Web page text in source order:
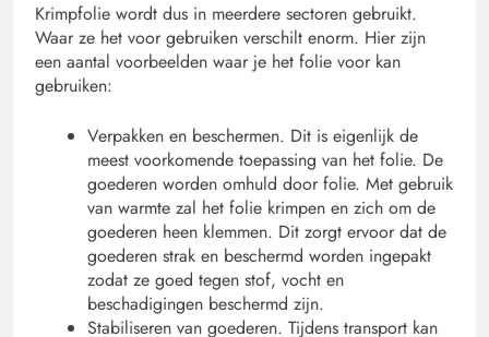
Krimpfolie wordt dus in meerdere sectoren gebruikt.
Waar ze het voor gebruiken verschilt enorm. Hier zijn
een aantal voorbeelden waar je het folie voor kan
gebruiken:
Verpakken en beschermen. Dit is eigenlijk de
meest voorkomende toepassing van het folie. De
goederen worden omhuld door folie. Met gebruik
van warmte zal het folie krimpen en zich om de
goederen heen klemmen. Dit zorgt ervoor dat de
goederen strak en beschermd worden ingepakt
zodat ze goed tegen stof, vocht en
beschadigingen beschermd zijn.
Stabiliseren van goederen. Tijdens transport kan